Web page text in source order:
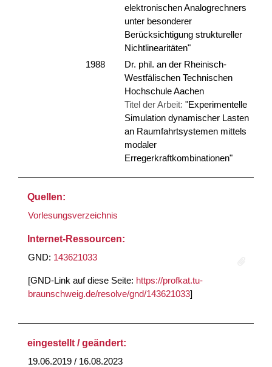
elektronischen Analogrechners
unter besonderer
Berücksichtigung struktureller
Nichtlinearitäten"
1988
Dr. phil. an der Rheinisch-
Westfälischen Technischen
Hochschule Aachen
Titel der Arbeit: "Experimentelle
Simulation dynamischer Lasten
an Raumfahrtsystemen mittels
modaler
Erregerkraftkombinationen"
Quellen:
Vorlesungsverzeichnis
Internet-Ressourcen:
GND: 143621033
[GND-Link auf diese Seite: https://profkat.tu-
braunschweig.de/resolve/gnd/143621033]
eingestellt / geändert:
19.06.2019 / 16.08.2023